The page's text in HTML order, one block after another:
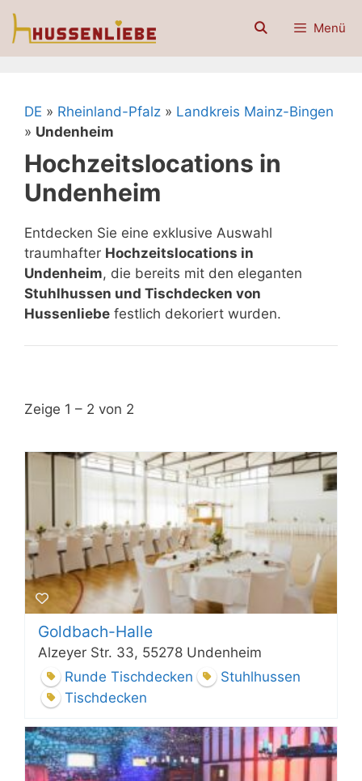
Zum
Inhalt
Menü
DE » Rheinland-Pfalz » Landkreis Mainz-Bingen
» Undenheim
Hochzeitslocations in
Undenheim
Entdecken Sie eine exklusive Auswahl
traumhafter Hochzeitslocations in
Undenheim, die bereits mit den eleganten
Stuhlhussen und Tischdecken von
Hussenliebe festlich dekoriert wurden.
Zeige 1 – 2 von 2
Goldbach-Halle
Alzeyer Str. 33, 55278 Undenheim
Runde Tischdecken
Stuhlhussen
Tischdecken